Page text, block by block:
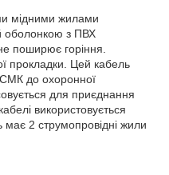
мідними жилами
оболонкою з ПВХ
поширює горіння.
прокладки. Цей кабель
до охоронної
для приєднання
використовується
2 струмопровідні жили